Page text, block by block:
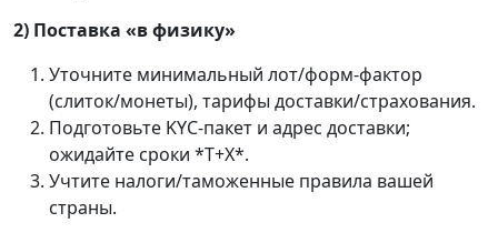
2) Поставка «в физику»
Уточните минимальный лот/форм-фактор
(слиток/монеты), тарифы доставки/страхования.
Подготовьте KYC-пакет и адрес доставки;
ожидайте сроки *T+X*.
Учтите налоги/таможенные правила вашей
страны.